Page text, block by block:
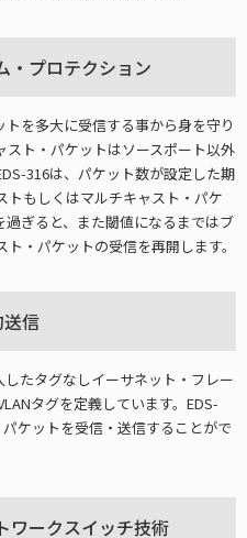
・プロテクション
を多大に受信する事から身を守り
ト・パケットはソースポート以外
316は、パケット数が設定した期
もしくはマルチキャスト・パケ
ぎると、また閾値になるまではブ
・パケットの受信を再開します。
信
したタグなしイーサネット・フレー
タグを定義しています。EDS-
ケットを受信・送信することがで
ワークスイッチ技術